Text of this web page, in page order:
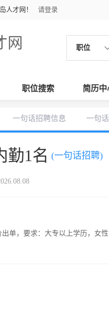
人才网！ 请登录
网 职位
职位搜索 简历中
一句话招聘信息 一句
勤1名 (一句话招聘)
出单，要求：大专以上学历，女